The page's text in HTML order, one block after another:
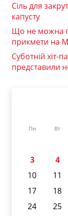
Сіль для
капусту
Що не можна
прикмети на
Суботній хіт-
представили
Пн Вт
3
4
10
11
17
18
24
25